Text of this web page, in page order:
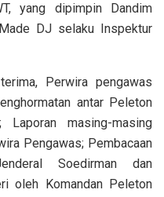
yang dipimpin Dandim
DJ selaku Inspektur
Perwira pengawas
antar Peleton
Laporan masing-masing
Pengawas; Pembacaan
Soedirman dan
oleh Komandan Peleton